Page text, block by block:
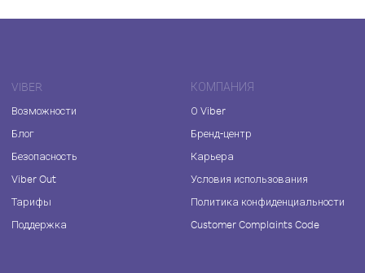
VIBER
Возможности
Блог
Безопасность
Viber Out
Тарифы
Поддержка
КОМПАНИЯ
О Viber
Бренд-центр
Карьера
Условия использования
Политика конфиденциальности
Customer Complaints Code